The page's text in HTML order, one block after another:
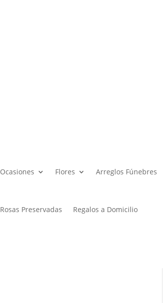
Ocasiones Flores Arreglos Fúnebres
Rosas Preservadas Regalos a Domicilio